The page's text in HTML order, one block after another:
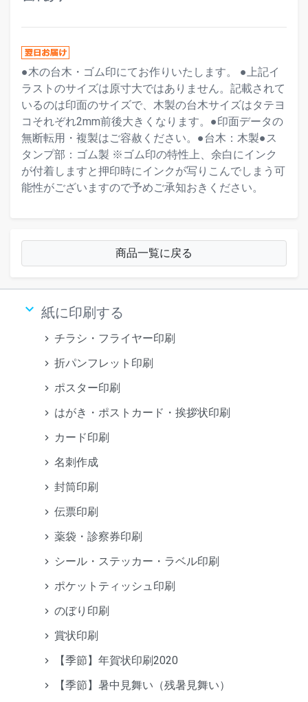
●木の台木・ゴム印にてお作りいたします。 ●上記イ
ラストのサイズは原寸大ではありません。記載されて
いるのは印面のサイズで、木製の台木サイズはタテヨ
コそれぞれ2mm前後大きくなります。●印面データの
無断転用・複製はご容赦ください。●台木：木製●ス
タンプ部：ゴム製 ※ゴム印の特性上、余白にインク
が付着しますと押印時にインクが写りこんでしまう可
能性がございますので予めご承知おきください。
商品一覧に戻る
keyboard_arrow_down 紙に印刷する
チラシ・フライヤー印刷
折パンフレット印刷
ポスター印刷
はがき・ポストカード・挨拶状印刷
カード印刷
名刺作成
封筒印刷
伝票印刷
薬袋・診察券印刷
シール・ステッカー・ラベル印刷
ポケットティッシュ印刷
のぼり印刷
賞状印刷
【季節】年賀状印刷2020
【季節】暑中見舞い（残暑見舞い）